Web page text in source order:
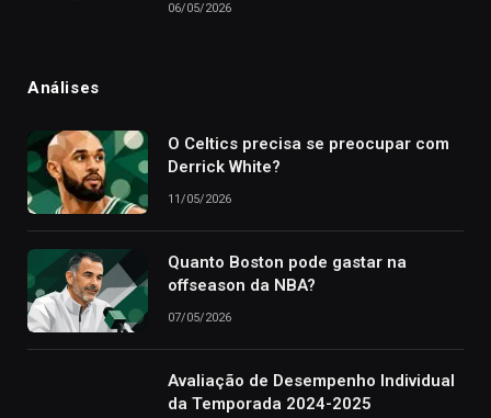
06/05/2026
Análises
O Celtics precisa se preocupar com
Derrick White?
11/05/2026
Quanto Boston pode gastar na
offseason da NBA?
07/05/2026
Avaliação de Desempenho Individual
da Temporada 2024-2025